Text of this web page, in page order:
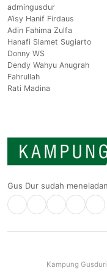
admingusdur
A’isy Hanif Firdaus
Adin Fahima Zulfa
Hanafi Slamet Sugiarto
Donny WS
Dendy Wahyu Anugrah
Fahrullah
Rati Madina
Gus Dur sudah
Kampung